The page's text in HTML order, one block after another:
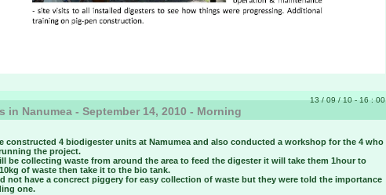
13 / 09 / 10 - 16 : 00
in Nanumea - September 14, 2010 - Morning
constructed 4 biodigester units at Namumea and also conducted a workshop for the 4 who
the project.
be collecting waste from around the area to feed the digester it will take them 1hour to
of waste then take it to the bio tank.
not have a concrect piggery for easy collection of waste but they were told the importance
one.